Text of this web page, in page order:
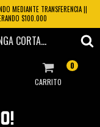
MEDIANTE TRANSFERENCIA ||
$100.000
CAMISA MIA TEJIDA CROCHET LISA MANGA CORTA - [CHC0047]
CARRITO
0